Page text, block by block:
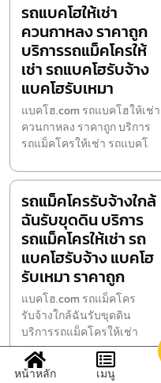
รถแบคโฮให้เช่า
ควนกาหลง ราคาถูก
บริการรถแม็คโครให้
เช่า รถแบคโฮรับจ้าง
แบคโฮรับเหมา
แบคโฮ.com รถแบคโฮให้เช่า
ควนกาหลง ราคาถูก บริการ
รถแม็คโครให้เช่า รถแบคโ
รถแม็คโครรับจ้างใกล้
ฉันรับขุดดิน บริการ
รถแม็คโครให้เช่า รถ
แบคโฮรับจ้าง แบคโฮ
รับเหมา ราคาถูก
แบคโฮ.com รถแม็คโคร
รับจ้างใกล้ฉันรับขุดดิน
บริการรถแม็คโครให้เช่า
รถแบ
หน้าหลัก
เมนู